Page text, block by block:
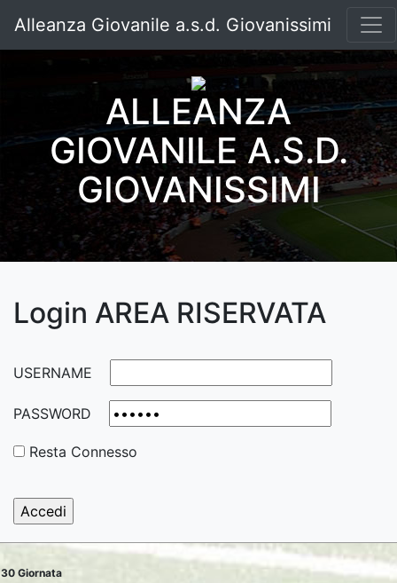
Alleanza Giovanile a.s.d. Giovanissimi
ALLEANZA
GIOVANILE A.S.D.
GIOVANISSIMI
Login AREA RISERVATA
USERNAME
PASSWORD
Resta Connesso
30 Giornata